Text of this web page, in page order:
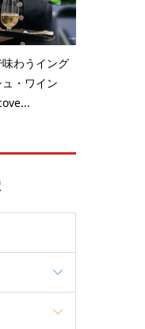
わうイング
ュ・ワイン